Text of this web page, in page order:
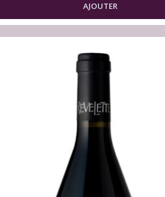
AJOUTER